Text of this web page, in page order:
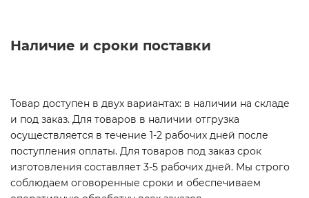
Наличие и сроки поставки
Товар доступен в двух вариантах: в наличии на складе
и под заказ. Для товаров в наличии отгрузка
осуществляется в течение 1-2 рабочих дней после
поступления оплаты. Для товаров под заказ срок
изготовления составляет 3-5 рабочих дней. Мы строго
соблюдаем оговоренные сроки и обеспечиваем